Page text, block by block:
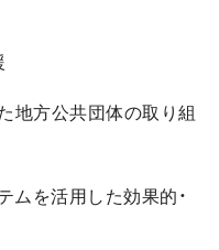
地方公共団体の取り組
を活用した効果的・